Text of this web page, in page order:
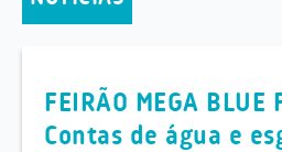
FEIRÃO MEGA BLUE
Contas de água e